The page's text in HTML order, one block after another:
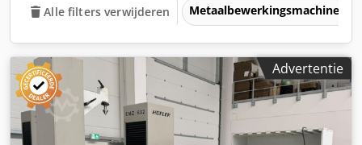
Alle filters verwijderen Metaalbewerkingsmachines
Advertentie